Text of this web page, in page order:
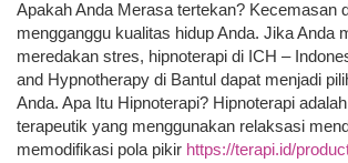
Apakah Anda Merasa tertekan? Kecemasan
mengganggu kualitas hidup Anda. Jika Anda
meredakan stres, hipnoterapi di ICH –
and Hypnotherapy di Bantul dapat menjadi
Anda. Apa Itu Hipnoterapi? Hipnoterapi
terapeutik yang menggunakan relaksasi
memodifikasi pola pikir https://terapi.id/